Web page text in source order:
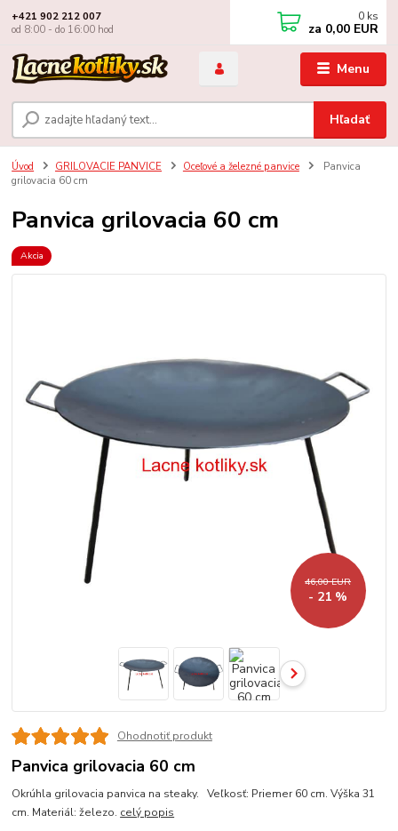
Menu
Hľadať
+421 902 212 007
od 8:00 - do 16:00 hod
0 ks
za 0,00 EUR
Úvod GRILOVACIE PANVICE Oceľové a železné panvice
Panvica
grilovacia 60 cm
Panvica grilovacia 60 cm
Akcia
46,00 EUR
- 21 %
Ohodnotiť produkt
Panvica grilovacia 60 cm
Okrúhla grilovacia panvica na steaky. Veľkosť: Priemer 60 cm. Výška 31
cm. Materiál: železo. celý popis